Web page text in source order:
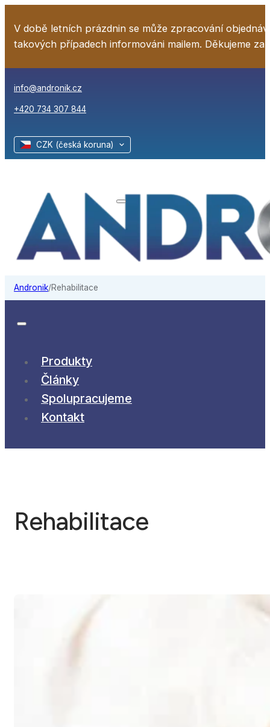
V době letních prázdnin se může zpracování
takových případech informováni mailem. Děkujeme za
info@andronik.cz
+420 734 307 844
Andronik/Rehabilitace
Produkty
Články
Spolupracujeme
Kontakt
Rehabilitace